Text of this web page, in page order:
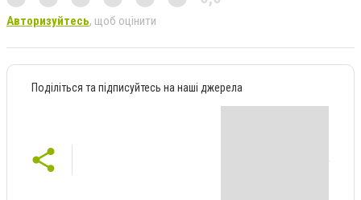
Авторизуйтесь, щоб оцінити
Поділіться та підписуйтесь на наші джерела